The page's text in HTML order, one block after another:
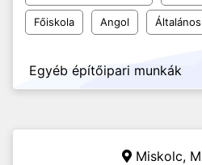
Főiskola Angol Általános
Egyéb építőipari munkák
Miskolc,